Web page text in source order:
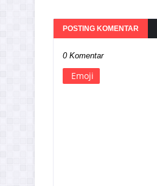
POSTING KOMENTAR
0 Komentar
Emoji